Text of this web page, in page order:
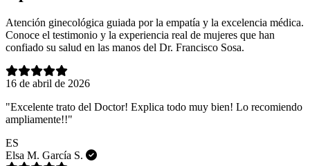
Atención ginecológica guiada por la empatía y la excelencia médica.
Conoce el testimonio y la experiencia real de mujeres que han
confiado su salud en las manos del Dr. Francisco Sosa.
16 de abril de 2026
"Excelente trato del Doctor! Explica todo muy bien! Lo recomiendo
ampliamente!!"
ES
Elsa M. García S.